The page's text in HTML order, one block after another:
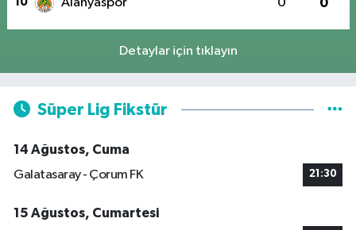
Alanyaspor 0 0
Detaylar için tıklayın
Süper Lig Fikstür
14 Ağustos, Cuma
Galatasaray - Çorum FK
21:30
15 Ağustos, Cumartesi